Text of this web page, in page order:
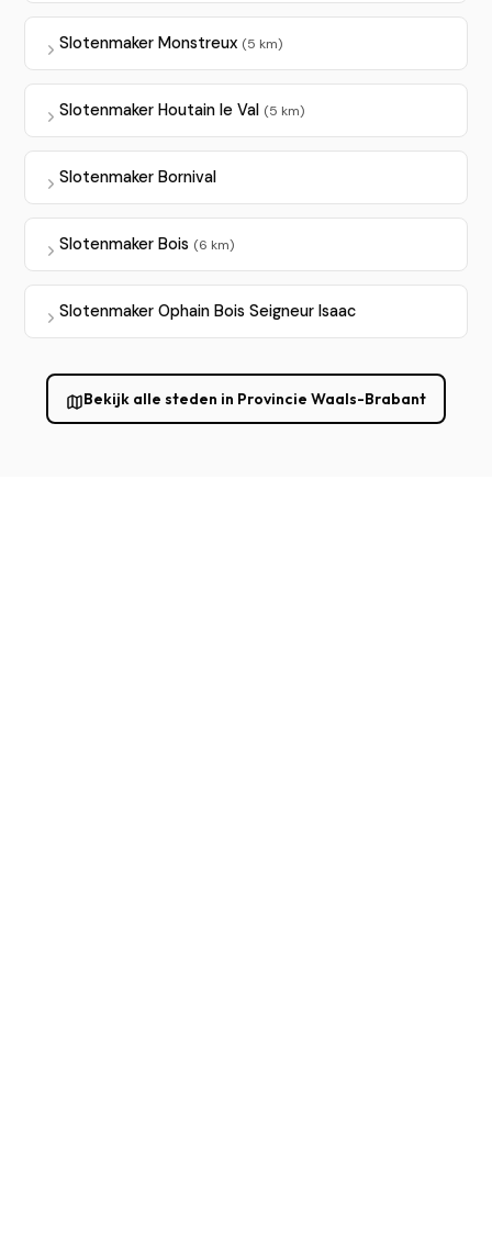
Slotenmaker Monstreux (5 km)
Slotenmaker Houtain le Val (5 km)
Slotenmaker Bornival
Slotenmaker Bois (6 km)
Slotenmaker Ophain Bois Seigneur Isaac
Bekijk alle steden in Provincie Waals-Brabant